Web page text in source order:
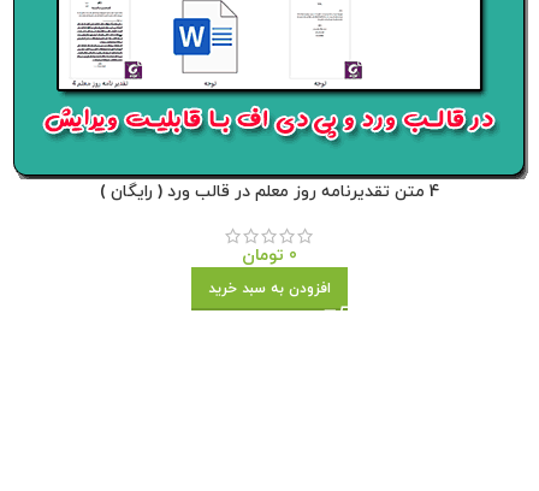
4 متن تقدیرنامه روز معلم در قالب ورد ( رایگان )
0 تومان
افزودن به سبد خرید